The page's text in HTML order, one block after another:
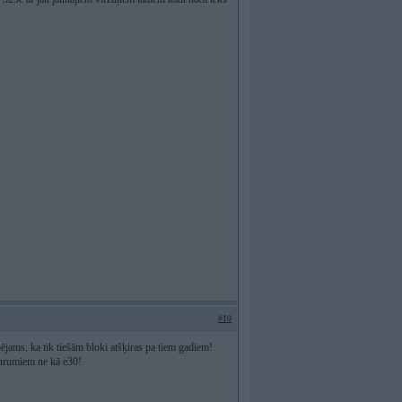
#10
ka tik tiešām bloki atšķiras pa tiem gadiem!
ne kā e30!